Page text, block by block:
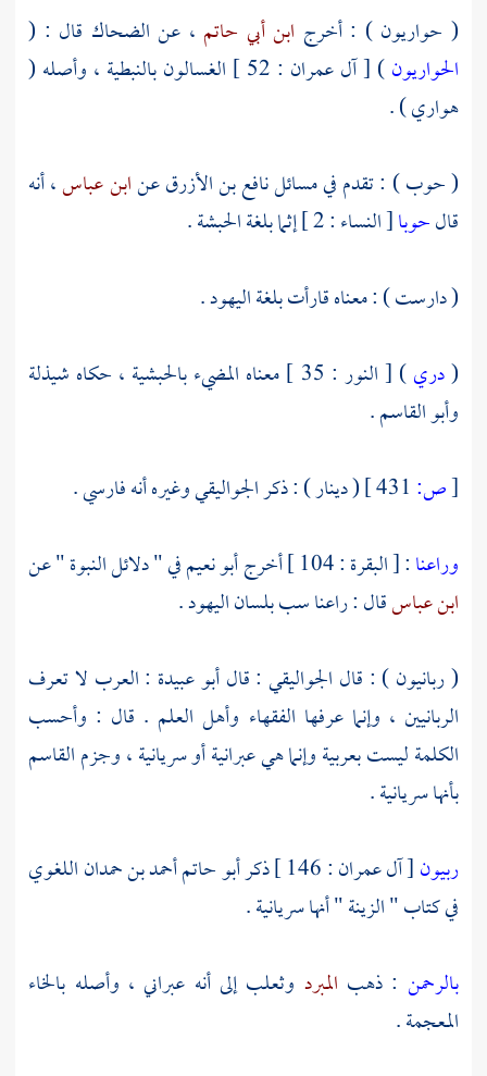
( حواريون ) : أخرج ابن أبي حاتم ، عن الضحاك قال : (
الحواريون
) [ آل عمران : 52 ] الغسالون بالنبطية ، وأصله (
هواري ) .
( حوب ) : تقدم في مسائلنافع بن الأزرقعنابن عباس، أنه
قالحوبا[ النساء : 2 ] إثما بلغة الحبشة.
( دارست ) : معناه قارأت بلغةاليهود.
(دري) [ النور : 35 ] معناه المضيء بالحبشية ، حكاه
شيذلة
وأبو القاسم.
[ص: ( دينار ) : ذكرالجواليقيوغيره أنه فارسي .
وراعنا: [ البقرة : 104 ] أخرج أبو نعيمفي " دلائل النبوة " عن
ابن عباسقال : راعنا سب بلساناليهود.
( ربانيون ) : قال الجواليقي : قالأبو عبيدة : العرب لا تعرف
الربانيين ، وإنما عرفها الفقهاء وأهل العلم . قال : وأحسب
الكلمة ليست بعربية وإنما هي عبرانية أو سريانية ، وجزمالقاسم
بأنها سريانية .
ربيون[ آل عمران : 146 ] ذكر
أبو حاتم أحمد بن حمدان اللغوي
في كتاب " الزينة " أنها سريانية .
بالرحمن : ذهب المبرد وثعلب إلى أنه عبراني ، وأصله بالخاء
المعجمة .